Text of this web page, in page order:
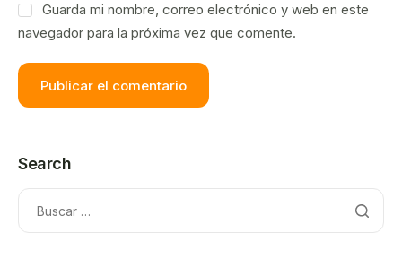
Guarda mi nombre, correo electrónico y web en este
navegador para la próxima vez que comente.
Search